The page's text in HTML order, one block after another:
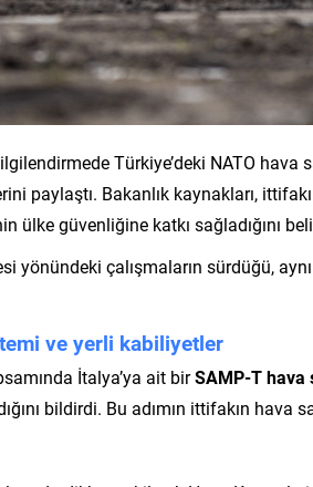
Türkiye’deki NATO hava
paylaştı. Bakanlık kaynakları,
ülke güvenliğine katkı sağladığını
yönündeki çalışmaların sürdüğü,
ve yerli kabiliyetler
İtalya’ya ait birSAMP-T hava
bildirdi. Bu adımın ittifakın